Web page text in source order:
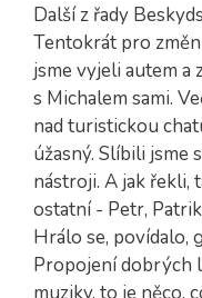
Další z řady
Tentokrát pro
jsme vyjeli autem a
s Michalem sami.
nad turistickou
úžasný. Slíbili jsme
nástroji. A jak řekli,
ostatní - Petr,
Hrálo se, povídalo,
Propojení dobrých
muziky, to je něco,